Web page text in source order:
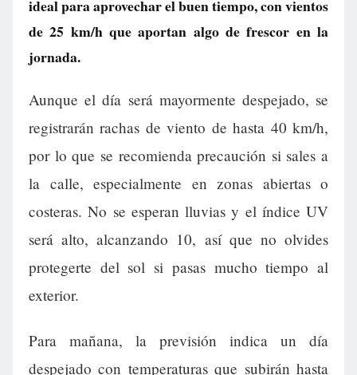
ideal para aprovechar el buen tiempo, con vientos
de 25 km/h que aportan algo de frescor en la
jornada.
Aunque el día será mayormente despejado, se
registrarán rachas de viento de hasta 40 km/h,
por lo que se recomienda precaución si sales a
la calle, especialmente en zonas abiertas o
costeras. No se esperan lluvias y el índice UV
será alto, alcanzando 10, así que no olvides
protegerte del sol si pasas mucho tiempo al
exterior.
Para mañana, la previsión indica un día
despejado con temperaturas que subirán hasta